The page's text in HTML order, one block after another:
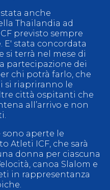
anche
Thailandia ad
previsto sempre
E' stata concordata
si terrà nel mese di
partecipazione dei
chi potrà farlo, che
si riapriranno le
città ospitanti che
all’arrivo e non
sono aperte le
Atleti ICF, che sarà
donna per ciascuna
canoa Slalom e
in rappresentanza